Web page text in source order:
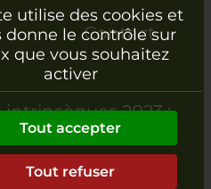
Contact
intrinsèques 2023 :
utilise des cookies et
donne le contrôle sur
que vous souhaitez
activer
Tout accepter
Tout refuser